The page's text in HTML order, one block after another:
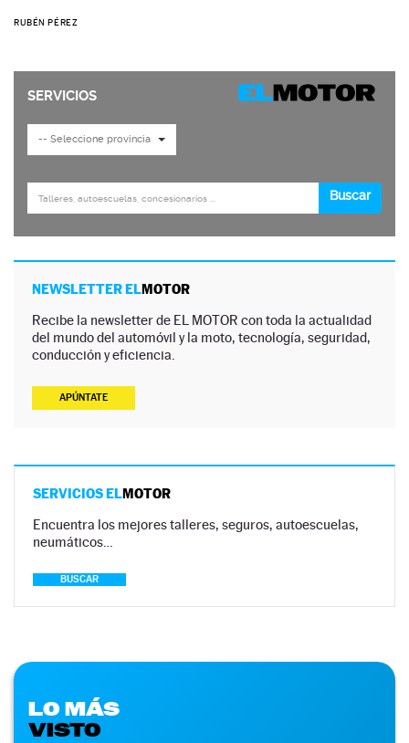
RUBÉN PÉREZ
NEWSLETTER ELMOTOR
Recibe la newsletter de EL MOTOR con toda la actualidad
del mundo del automóvil y la moto, tecnología, seguridad,
conducción y eficiencia.
APÚNTATE
SERVICIOS ELMOTOR
Encuentra los mejores talleres, seguros, autoescuelas,
neumáticos…
BUSCAR
LO MÁS
VISTO